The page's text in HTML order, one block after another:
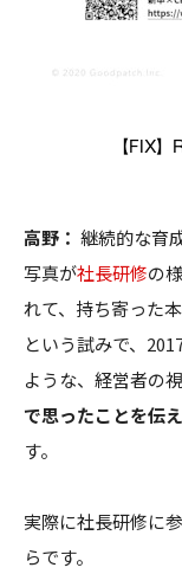
【FIX
高野： 継続的な育
写真が社長研修の
れて、持ち寄った
という試みで、
ような、経営者の
で思ったことを伝
す。
実際に社長研修に
らです。